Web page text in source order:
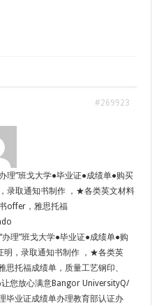
#269923
理”班戈大学●毕业证●成绩单●购买
录取通知书制作 ，★各类英文材料
offer，雅思托福
理”班戈大学●毕业证●成绩单●购
明，录取通知书制作 ，★各类英
托福成绩单，质量工艺钢印、
您放心满意Bangor UniversityQ/
毕业证成绩单办理教育部认证办